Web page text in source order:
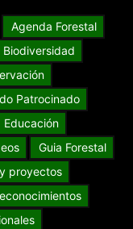
Agenda Forestal
Biodiversidad
Patrocinado
Educación
Guia Forestal
proyectos